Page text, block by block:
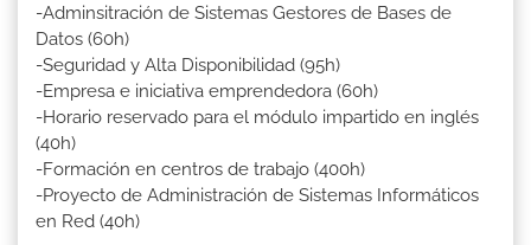
-Adminsitración de Sistemas Gestores de Bases de
Datos (60h)
-Seguridad y Alta Disponibilidad (95h)
-Empresa e iniciativa emprendedora (60h)
-Horario reservado para el módulo impartido en inglés
(40h)
-Formación en centros de trabajo (400h)
-Proyecto de Administración de Sistemas Informáticos
en Red (40h)